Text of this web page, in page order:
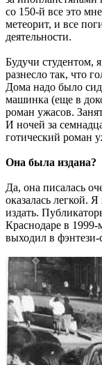
со 150-й все это
метеорит, и все
деятельности.
Будучи студентом,
разнесло так, что
Дома надо было
машинка (еще в
роман ужасов.
И ночей за
готический роман
Она была издана?
Да, она писалась
оказалась легкой.
издать.
Краснодаре в
выходил в фэнтези-